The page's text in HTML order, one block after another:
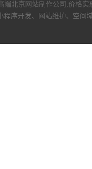
端北京网站制作公司,价格
程序开发、网站维护、空